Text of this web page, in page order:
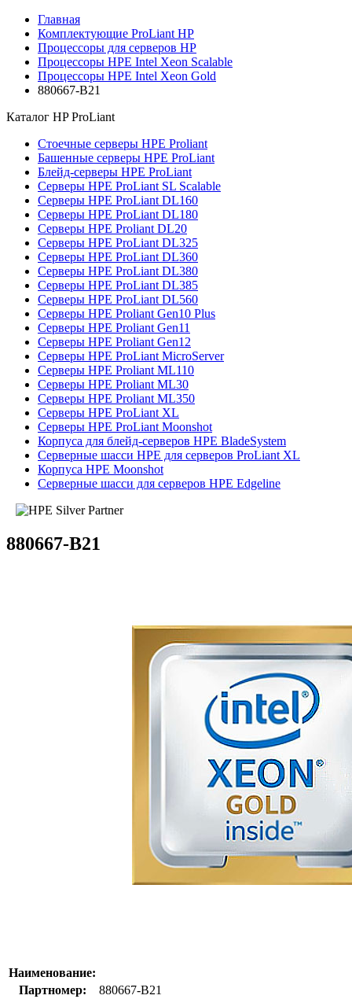
Главная
Комплектующие ProLiant HP
Процессоры для серверов HP
Процессоры HPE Intel Xeon Scalable
Процессоры HPE Intel Xeon Gold
880667-B21
Каталог HP ProLiant
Стоечные серверы HPE Proliant
Башенные серверы HPE ProLiant
Блейд-серверы HPE ProLiant
Серверы HPE ProLiant SL Scalable
Серверы HPE ProLiant DL160
Серверы HPE ProLiant DL180
Серверы HPE Proliant DL20
Серверы HPE ProLiant DL325
Серверы HPE ProLiant DL360
Серверы HPE ProLiant DL380
Серверы HPE ProLiant DL385
Серверы HPE ProLiant DL560
Серверы HPE Proliant Gen10 Plus
Серверы HPE Proliant Gen11
Серверы HPE Proliant Gen12
Серверы HPE ProLiant MicroServer
Серверы HPE Proliant ML110
Серверы HPE Proliant ML30
Серверы HPE Proliant ML350
Серверы HPE ProLiant XL
Серверы HPE ProLiant Moonshot
Корпуса для блейд-серверов HPE BladeSystem
Серверные шасси HPE для серверов ProLiant XL
Корпуса HPE Moonshot
Серверные шасси для серверов HPE Edgeline
880667-B21
Наименование:
Партномер:
880667-B21